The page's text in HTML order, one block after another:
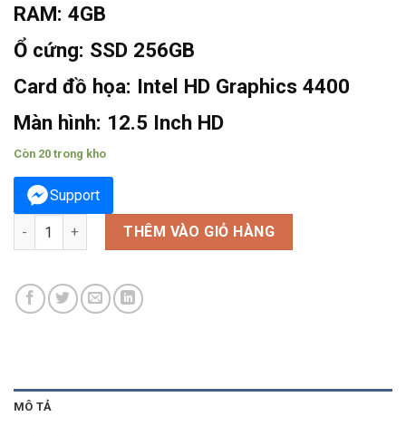
RAM: 4GB
Ổ cứng: SSD 256GB
Card đồ họa: Intel HD Graphics 4400
Màn hình: 12.5 Inch HD
Còn 20 trong kho
Support
DELL Latitude E7240 windows 10 bản quyền vĩnh viễn số lượng
THÊM VÀO GIỎ HÀNG
MÔ TẢ